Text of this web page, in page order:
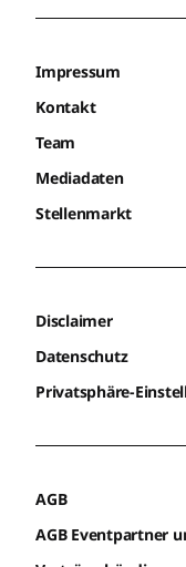
Impressum
Kontakt
Team
Mediadaten
Stellenmarkt
Disclaimer
Datenschutz
Privatsphäre-
AGB
AGB Eventpartner